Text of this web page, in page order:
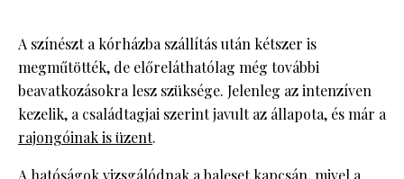
A színészt a kórházba szállítás után kétszer is
megműtötték, de előreláthatólag még további
beavatkozásokra lesz szüksége. Jelenleg az intenzíven
kezelik, a családtagjai szerint javult az állapota, és már a
rajongóinak is üzent.
A hatóságokvizsgálódnak a baleset kapcsán, mivel a